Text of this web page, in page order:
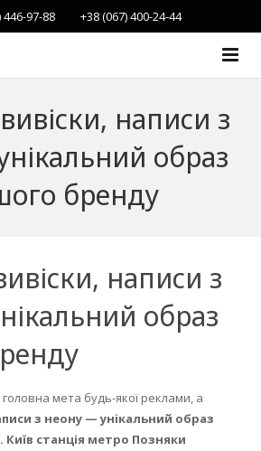
446-97-88 +38 (067) 400-24-44
написи з
образ
бренду
написи з
образ
головна мета будь-якої реклами, а
з неону — унікальний образ
станція метро Позняки